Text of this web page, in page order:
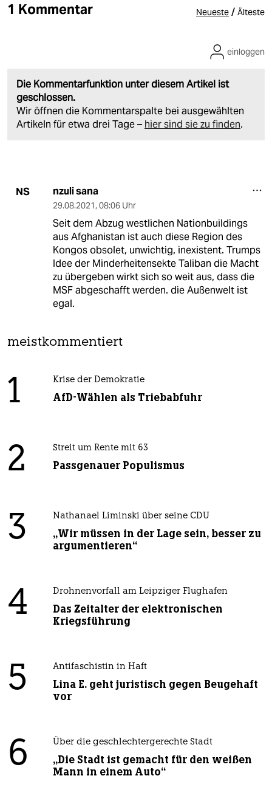
1 Kommentar Neueste / Älteste
Die Kommentarfunktion unter diesem Artikel ist
geschlossen.
Wir öffnen die Kommentarspalte bei ausgewählten
Artikeln für etwa drei Tage – hier sind sie zu finden.
einloggen
NS nzuli sana
29.08.2021, 08:06 Uhr
Seit dem Abzug westlichen Nationbuildings
aus Afghanistan ist auch diese Region des
Kongos obsolet, unwichtig, inexistent. Trumps
Idee der Minderheitensekte Taliban die Macht
zu übergeben wirkt sich so weit aus, dass die
MSF abgeschafft werden. die Außenwelt ist
egal.
meistkommentiert
1 Krise der Demokratie
AfD-Wählen als Triebabfuhr
2 Streit um Rente mit 63
Passgenauer Populismus
3 Nathanael Liminski über seine CDU
„Wir müssen in der Lage sein, besser zu
argumentieren“
4 Drohnenvorfall am Leipziger Flughafen
Das Zeitalter der elektronischen
Kriegsführung
5 Antifaschistin in Haft
Lina E. geht juristisch gegen Beugehaft
vor
6 Über die geschlechtergerechte Stadt
„Die Stadt ist gemacht für den weißen
Mann in einem Auto“